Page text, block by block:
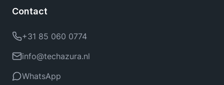
Contact
+31 85 060 0774
info@techazura.nl
WhatsApp